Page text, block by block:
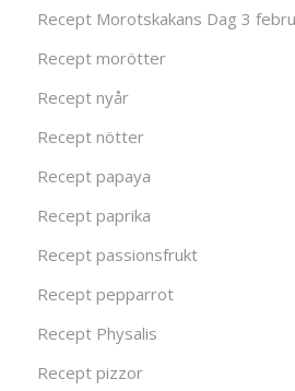
Recept Morotskakans Dag 3
Recept morötter
Recept nyår
Recept nötter
Recept papaya
Recept paprika
Recept passionsfrukt
Recept pepparrot
Recept Physalis
Recept pizzor